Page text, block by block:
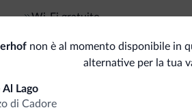
Wi-Fi gratuito
non è al momento disponibile in
alternative per la tua
Al Lago
di Cadore